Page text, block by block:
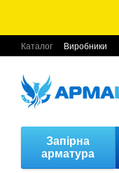
Каталог Виробники
Запірна
арматура